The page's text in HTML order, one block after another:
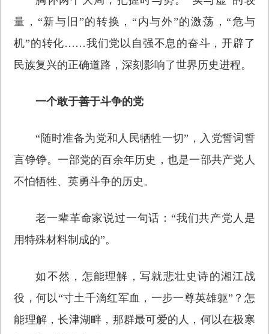
量，“新与旧”的转换，“内与外”的激荡，“危与
机”的转化……我们党以自强不息的奋斗，开辟了
民族复兴的正确道路，深刻影响了世界历史进程。
一个敢于善于斗争的党
“随时准备为党和人民牺牲一切”，入党誓词誓
言铮铮。一部党的百余年历史，也是一部共产党人
不怕牺牲、英勇斗争的历史。
老一辈革命家说过一句话：“我们共产党人是
用特殊材料制成的”。
如不然，怎能理解，写就悲壮史诗的湘江战
役，何以“寸土千滴红军血，一步一尊英雄躯”？怎
能理解，长津湖畔，那群最可爱的人，何以在极寒